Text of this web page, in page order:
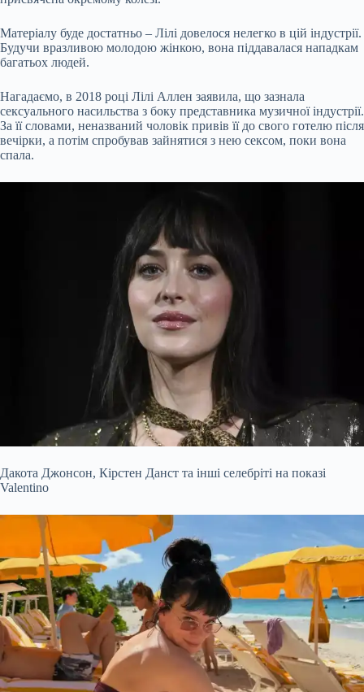
Матеріалу буде достатньо – Лілі довелося нелегко в цій індустрії.
Будучи вразливою молодою жінкою, вона піддавалася нападкам
багатьох людей.
Нагадаємо, в 2018 році Лілі Аллен заявила, що зазнала
сексуального насильства з боку представника музичної індустрії.
За її словами, неназваний чоловік привів її до свого готелю після
вечірки, а потім спробував зайнятися з нею сексом, поки вона
спала.
Дакота Джонсон, Кірстен Данст та інші селебріті на показі
Valentino